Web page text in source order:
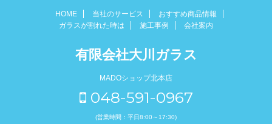
HOME 当社のサービス
おすすめ商品情報
ガラスが割れた時は
施工事例 会社案内
有限会社大川ガラス
MADOショップ北本店
048-591-0967
(営業時間：平日8:00～17:30)